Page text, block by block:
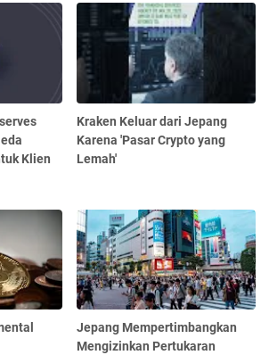
Klien
Kraken Keluar dari Jepang
Karena 'Pasar Crypto yang
Lemah'
Jepang Mempertimbangkan
Mengizinkan Pertukaran